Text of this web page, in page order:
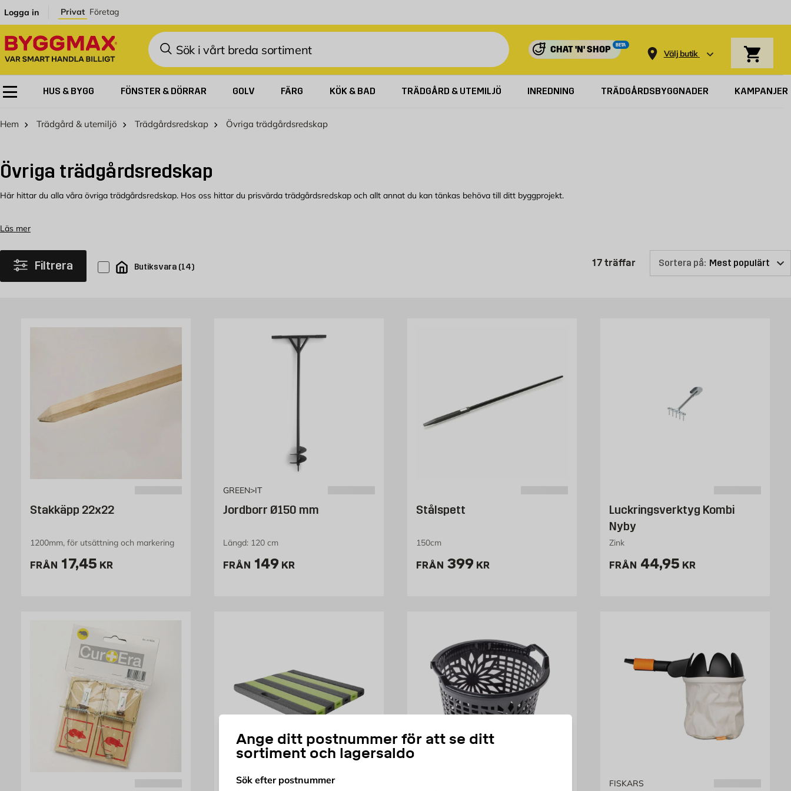
Logga in Privat Företag
Sök
CHAT 'N' SHOP
BETA
Välj butik
Ange ditt postnummer för att se ditt
sortiment och lagersaldo
Sök efter postnummer
HUS & BYGG FÖNSTER & DÖRRAR GOLV FÄRG KÖK & BAD TRÄDGÅRD & UTEMILJÖ INREDNING TRÄDGÅRDSBYGGNADER KAMPANJER
Hem Trädgård & utemiljö Trädgårdsredskap Övriga trädgårdsredskap
Övriga trädgårdsredskap
Här hittar du alla våra övriga trädgårdsredskap. Hos oss hittar du prisvärda trädgårdsredskap och allt annat du kan tänkas behöva till ditt byggprojekt.
Övriga trädgårdsredskap hos Byggmax
Läs mer
Filtrera Butiksvara (14) 17 träffarProduktlistan är uppdaterad:
Sortera på:
Stakkäpp 22x22
1200mm, för utsättning och markering
FRÅN Pris 17.45 kr
17,45 KR
GREEN>IT
Jordborr Ø150 mm
Längd: 120 cm
FRÅN Pris 149 kr
149 KR
Stålspett
150cm
FRÅN Pris 399 kr
399 KR
Luckringsverktyg Kombi
Nyby
Zink
FRÅN Pris 44.95 kr
44,95 KR
GREEN>IT FISKARS